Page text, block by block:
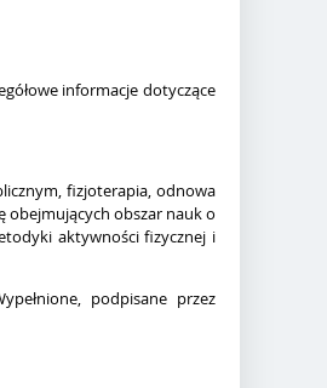
informacje dotyczące
fizjoterapia, odnowa
obejmujących obszar nauk o
aktywności fizycznej i
podpisane przez